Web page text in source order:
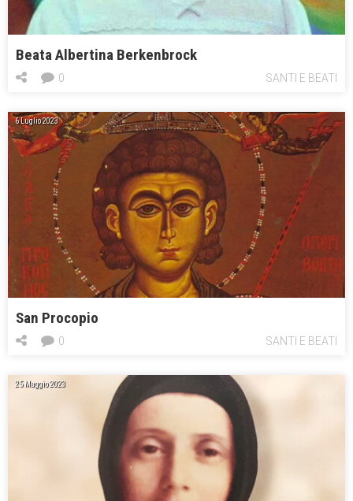
Beata Albertina Berkenbrock
SANTI E BEATI
0
6 Luglio 2023
San Procopio
SANTI E BEATI
0
25 Maggio 2023